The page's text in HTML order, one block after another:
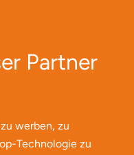
Partner
zu werben, zu
Technologie zu